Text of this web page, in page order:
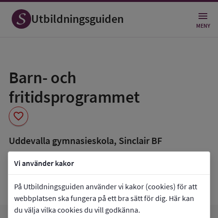
Vi använder kakor
På Utbildningsguiden använder vi kakor (cookies) för att
webbplatsen ska fungera på ett bra sätt för dig. Här kan
du välja vilka cookies du vill godkänna.
Utbildningsguiden MENY
Barn- och
fritidsprogrammet
favorite
som
favorit
Uddevalla gymnasieskola, Sinclair BF
book_5 Inriktning som finns tillgänglig
Fritid och hälsa
Pedagogiskt och socialt arbete